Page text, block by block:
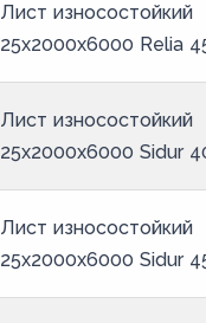
Лист износостойкий
25x2000x6000 Relia
Лист износостойкий
25x2000x6000 Sidur
Лист износостойкий
25x2000x6000 Sidur